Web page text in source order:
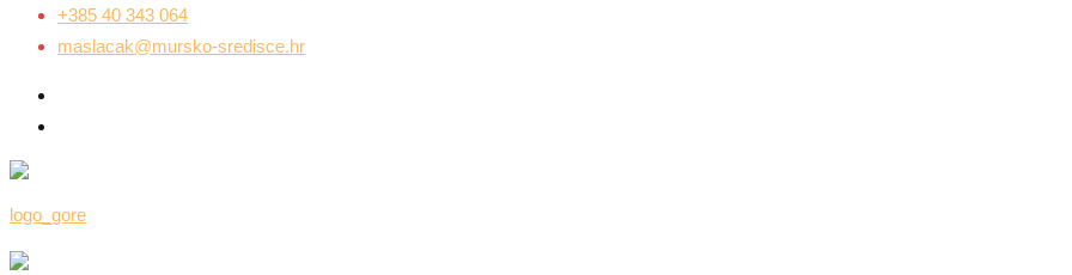
+385 40 343 064
maslacak@mursko-sredisce.hr